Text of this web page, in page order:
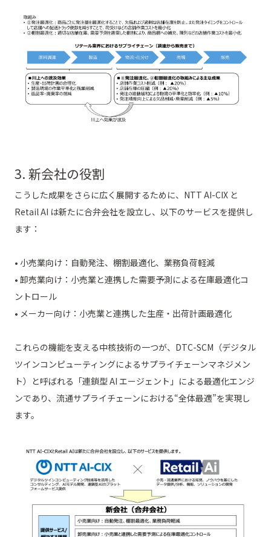
3. 新会社の役割
こうした成果をさらに広く展開するために、NTT AI-CIX と
Retail AI は新たに合弁会社を設立し、以下のサービスを提供し
ます：
• 小売業向け：自動発注、棚割最適化、業務負荷軽減
• 卸売業向け：小売業と連携した需要予測による在庫最適化コ
ントロール
• メーカー向け：小売業と連携した生産・出荷計画最適化
これらの機能を支える中核技術の一つが、DTC-SCM（デジタル
ツインコンピューティングによるサプライチェーンマネジメン
ト）と呼ばれる「連鎖型 AI エージェント」による最適化エンジ
ンであり、流通サプライチェーンにおける“全体最適”を実現し
ます。